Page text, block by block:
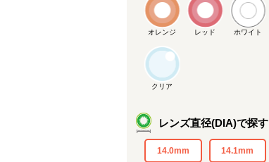
オレンジ レッド ホワイト
クリア
レンズ直径(DIA)で探す
14.0mm 14.1mm